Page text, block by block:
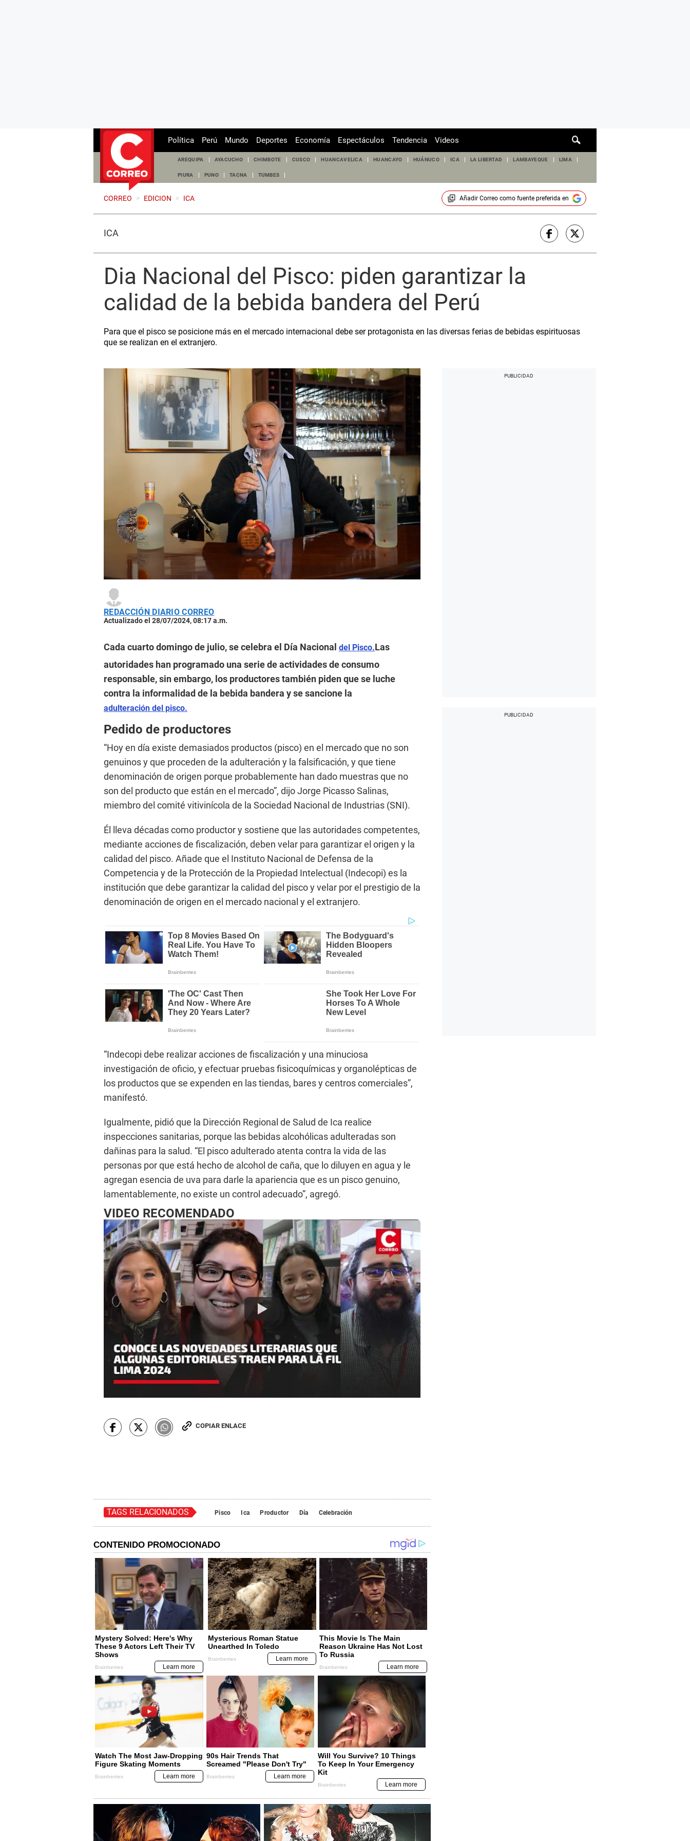
de
Política Perú Mundo Deportes Economía Espectáculos Tendencia Videos
AREQUIPA AYACUCHO CHIMBOTE CUSCO HUANCAVELICA HUANCAYO HUÁNUCO ICA LA LIBERTAD LAMBAYEQUE LIMA
PIURA PUNO TACNA TUMBES
CORREO > EDICION > ICA Añadir Correocomo fuente preferida en
ICA
Dia Nacional del Pisco: piden garantizar la
calidad de la bebida bandera del Perú
Para que el pisco se posicione más en el mercado internacional debe ser protagonista en las diversas ferias de bebidas espirituosas
que se realizan en el extranjero.
REDACCIÓN DIARIO CORREO
Actualizado el 28/07/2024, 08:17 a.m.
Cada cuarto domingo de julio, se celebra el Día Nacional del Pisco.Las
autoridades han programado una serie de actividades de consumo
responsable, sin embargo, los productores también piden que se luche
contra la informalidad de la bebida bandera y se sancione la
adulteración del pisco.
Pedido de productores
“Hoy en día existe demasiados productos (pisco) en el mercado que no son
genuinos y que proceden de la adulteración y la falsificación, y que tiene
denominación de origen porque probablemente han dado muestras que no
son del producto que están en el mercado”, dijo Jorge Picasso Salinas,
miembro del comité vitivinícola de la Sociedad Nacional de Industrias (SNI).
Él lleva décadas como productor y sostiene que las autoridades competentes,
mediante acciones de fiscalización, deben velar para garantizar el origen y la
calidad del pisco. Añade que el Instituto Nacional de Defensa de la
Competencia y de la Protección de la Propiedad Intelectual (Indecopi) es la
institución que debe garantizar la calidad del pisco y velar por el prestigio de la
denominación de origen en el mercado nacional y el extranjero.
“Indecopi debe realizar acciones de fiscalización y una minuciosa
investigación de oficio, y efectuar pruebas fisicoquímicas y organolépticas de
los productos que se expenden en las tiendas, bares y centros comerciales”,
manifestó.
Igualmente, pidió que la Dirección Regional de Salud de Ica realice
inspecciones sanitarias, porque las bebidas alcohólicas adulteradas son
dañinas para la salud. “El pisco adulterado atenta contra la vida de las
personas por que está hecho de alcohol de caña, que lo diluyen en agua y le
agregan esencia de uva para darle la apariencia que es un pisco genuino,
lamentablemente, no existe un control adecuado”, agregó.
VIDEO RECOMENDADO
COPIAR ENLACE
TAGS RELACIONADOS Pisco Ica Productor Día Celebración